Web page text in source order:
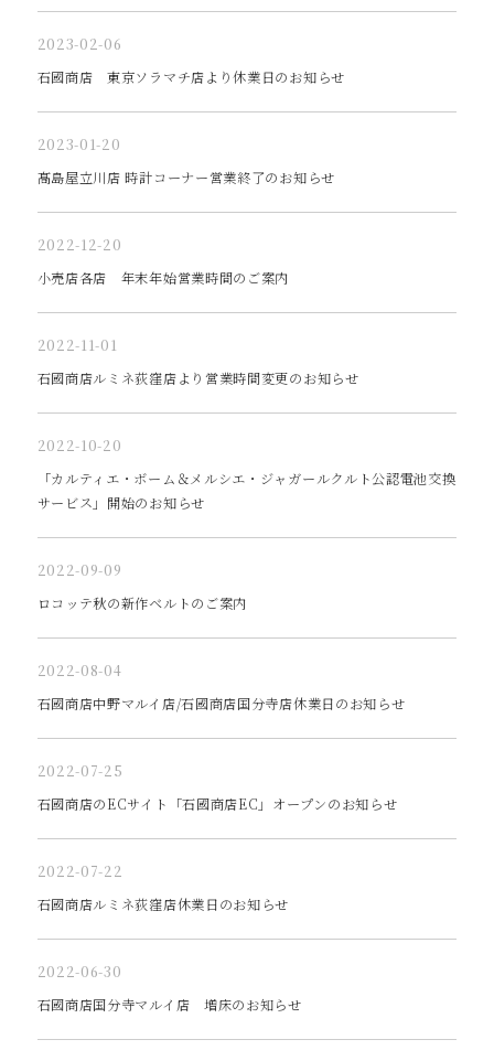
2023-02-06
石國商店 東京ソラマチ店より休業日のお知らせ
2023-01-20
髙島屋立川店 時計コーナー営業終了のお知らせ
2022-12-20
小売店各店 年末年始営業時間のご案内
2022-11-01
石國商店ルミネ荻窪店より営業時間変更のお知らせ
2022-10-20
「カルティエ・ボーム＆メルシエ・ジャガールクルト公認電池交換
サービス」開始のお知らせ
2022-09-09
ロコッテ秋の新作ベルトのご案内
2022-08-04
石國商店中野マルイ店/石國商店国分寺店休業日のお知らせ
2022-07-25
石國商店のECサイト「石國商店EC」オープンのお知らせ
2022-07-22
石國商店ルミネ荻窪店休業日のお知らせ
2022-06-30
石國商店国分寺マルイ店 増床のお知らせ